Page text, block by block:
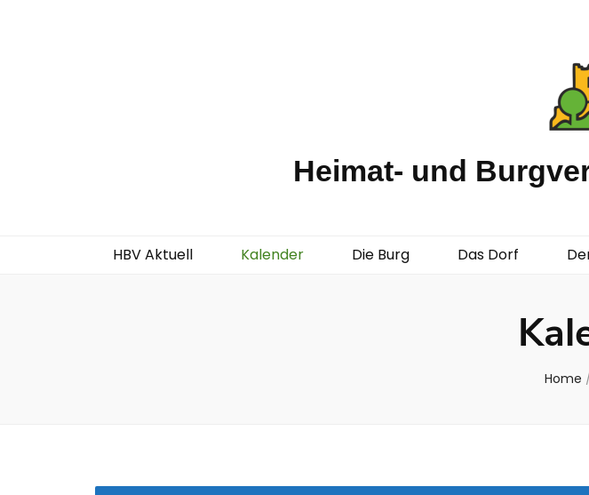
Heimat- und
HBV Aktuell Kalender Die Burg Das Dorf
Home /